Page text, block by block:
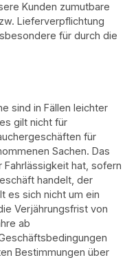
Kunden zumutbare
Lieferverpflichtung
für durch die
sind in Fällen leichter
gilt nicht für
für
Sachen. Das
hat, sofern
handelt, der
es sich nicht um ein
Verjährungsfrist von
ab
Bestimmungen über